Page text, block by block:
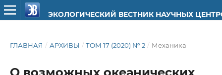
ЭКОЛОГИЧЕСКИЙ ВЕСТНИК НАУЧНЫХ
ГЛАВНАЯ / АРХИВЫ / ТОМ 17 (2020) № 2 / Механика